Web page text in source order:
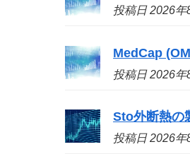
投稿日 2026年
MedCap
投稿日 2026年
Sto外断熱の
投稿日 2026年